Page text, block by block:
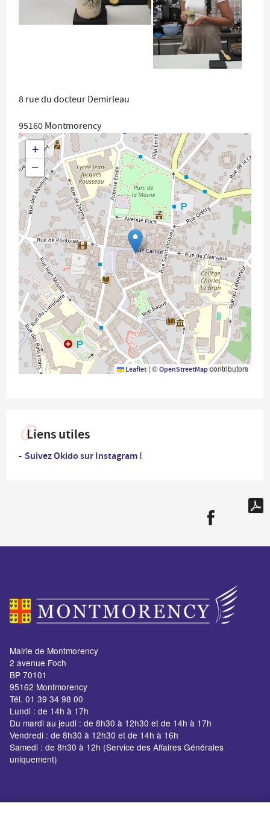
8 rue du docteur Demirleau
95160 Montmorency
+
−
Leaflet | ©OpenStreetMapcontributors
Liens utiles
Suivez Okido sur Instagram !
Mairie de Montmorency
2 avenue Foch
BP 70101
95162 Montmorency
Tél. 01 39 34 98 00
Lundi : de 14h à 17h
Du mardi au jeudi : de 8h30 à 12h30 et de 14h à 17h
Vendredi : de 8h30 à 12h30 et de 14h à 16h
Samedi : de 8h30 à 12h (Service des Affaires Générales
uniquement)